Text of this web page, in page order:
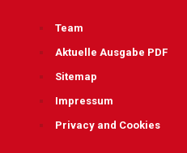
Team
Aktuelle Ausgabe PDF
Sitemap
Impressum
Privacy and Cookies